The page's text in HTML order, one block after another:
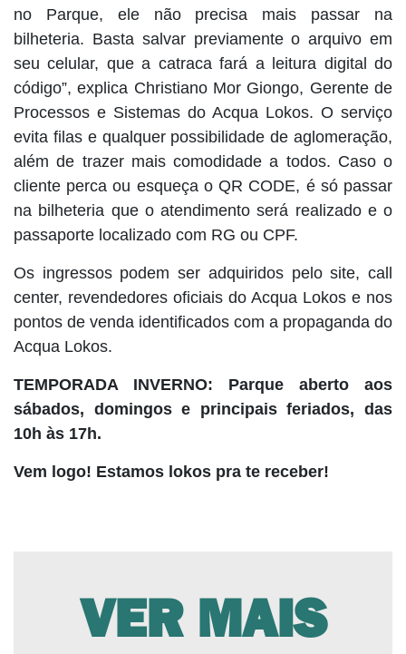
no Parque, ele não precisa mais passar na
bilheteria. Basta salvar previamente o arquivo em
seu celular, que a catraca fará a leitura digital do
código”, explica Christiano Mor Giongo, Gerente de
Processos e Sistemas do Acqua Lokos. O serviço
evita filas e qualquer possibilidade de aglomeração,
além de trazer mais comodidade a todos. Caso o
cliente perca ou esqueça o QR CODE, é só passar
na bilheteria que o atendimento será realizado e o
passaporte localizado com RG ou CPF.
Os ingressos podem ser adquiridos pelo site, call
center, revendedores oficiais do Acqua Lokos e nos
pontos de venda identificados com a propaganda do
Acqua Lokos.
TEMPORADA INVERNO: Parque aberto aos
sábados, domingos e principais feriados, das
10h às 17h.
Vem logo! Estamos lokos pra te receber!
VER MAIS